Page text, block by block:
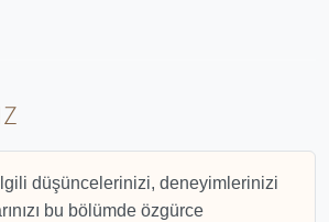
düşüncelerinizi, deneyimlerinizi
bu bölümde özgürce